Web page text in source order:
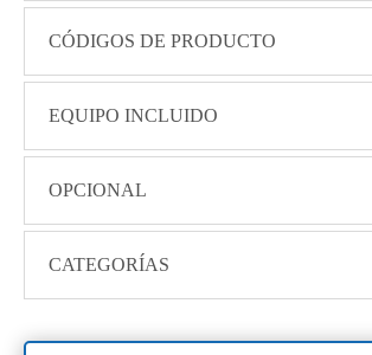
CÓDIGOS DE PRODUCTO
EQUIPO INCLUIDO
OPCIONAL
CATEGORÍAS